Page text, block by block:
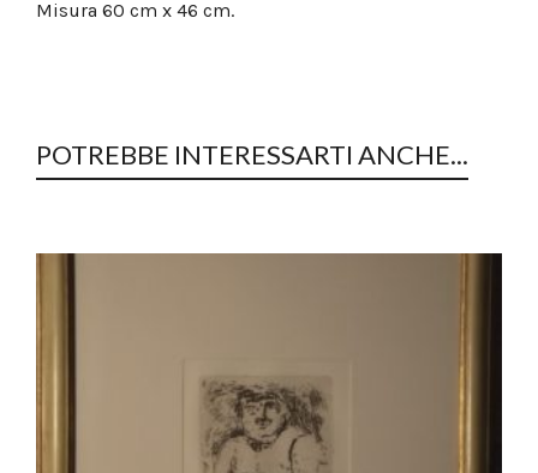
Misura 60 cm x 46 cm.
POTREBBE INTERESSARTI ANCHE...